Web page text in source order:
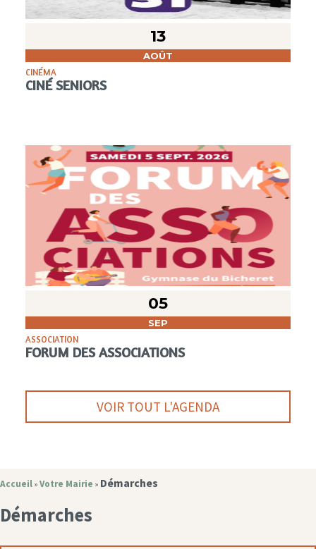
13
AOÛT
CINÉMA
CINÉ SENIORS
05
SEP
ASSOCIATION
FORUM DES ASSOCIATIONS
VOIR TOUT L'AGENDA
Accueil » Votre Mairie » Démarches
Démarches